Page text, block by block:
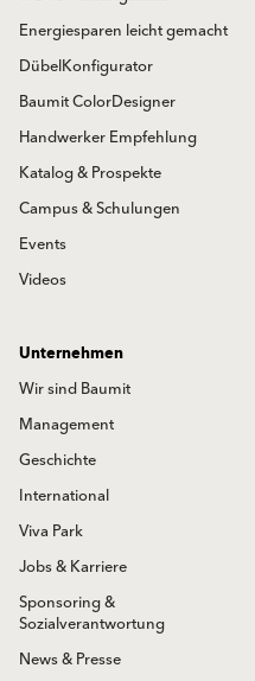
Energiesparen leicht gemacht
DübelKonfigurator
Baumit ColorDesigner
Handwerker Empfehlung
Katalog & Prospekte
Campus & Schulungen
Events
Videos
Unternehmen
Wir sind Baumit
Management
Geschichte
International
Viva Park
Jobs & Karriere
Sponsoring &
Sozialverantwortung
News & Presse